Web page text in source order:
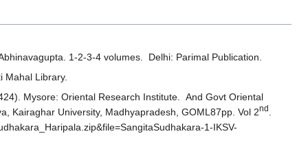
1-2-3-4 volumes. Delhi: Parimal Publication.
Mahal Library.
Mysore: Oriental Research Institute. And Govt Oriental
Kairaghar University, Madhyapradesh, GOML87pp. Vol 2nd .
1-IKSV-